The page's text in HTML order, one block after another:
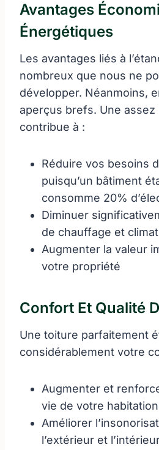
Avantages
Énergétiques
Les avantages liés à
nombreux que nous ne
développer. Néanmoins,
aperçus brefs. Une
contribue à :
Réduire vos besoins
puisqu’un bâtiment
consomme 20%
Diminuer
de chauffage et
Augmenter la valeur
votre propriété
Confort Et Qualité
Une toiture parfaitement
considérablement votre
Augmenter et
vie de votre habitation
Améliorer
l’extérieur et